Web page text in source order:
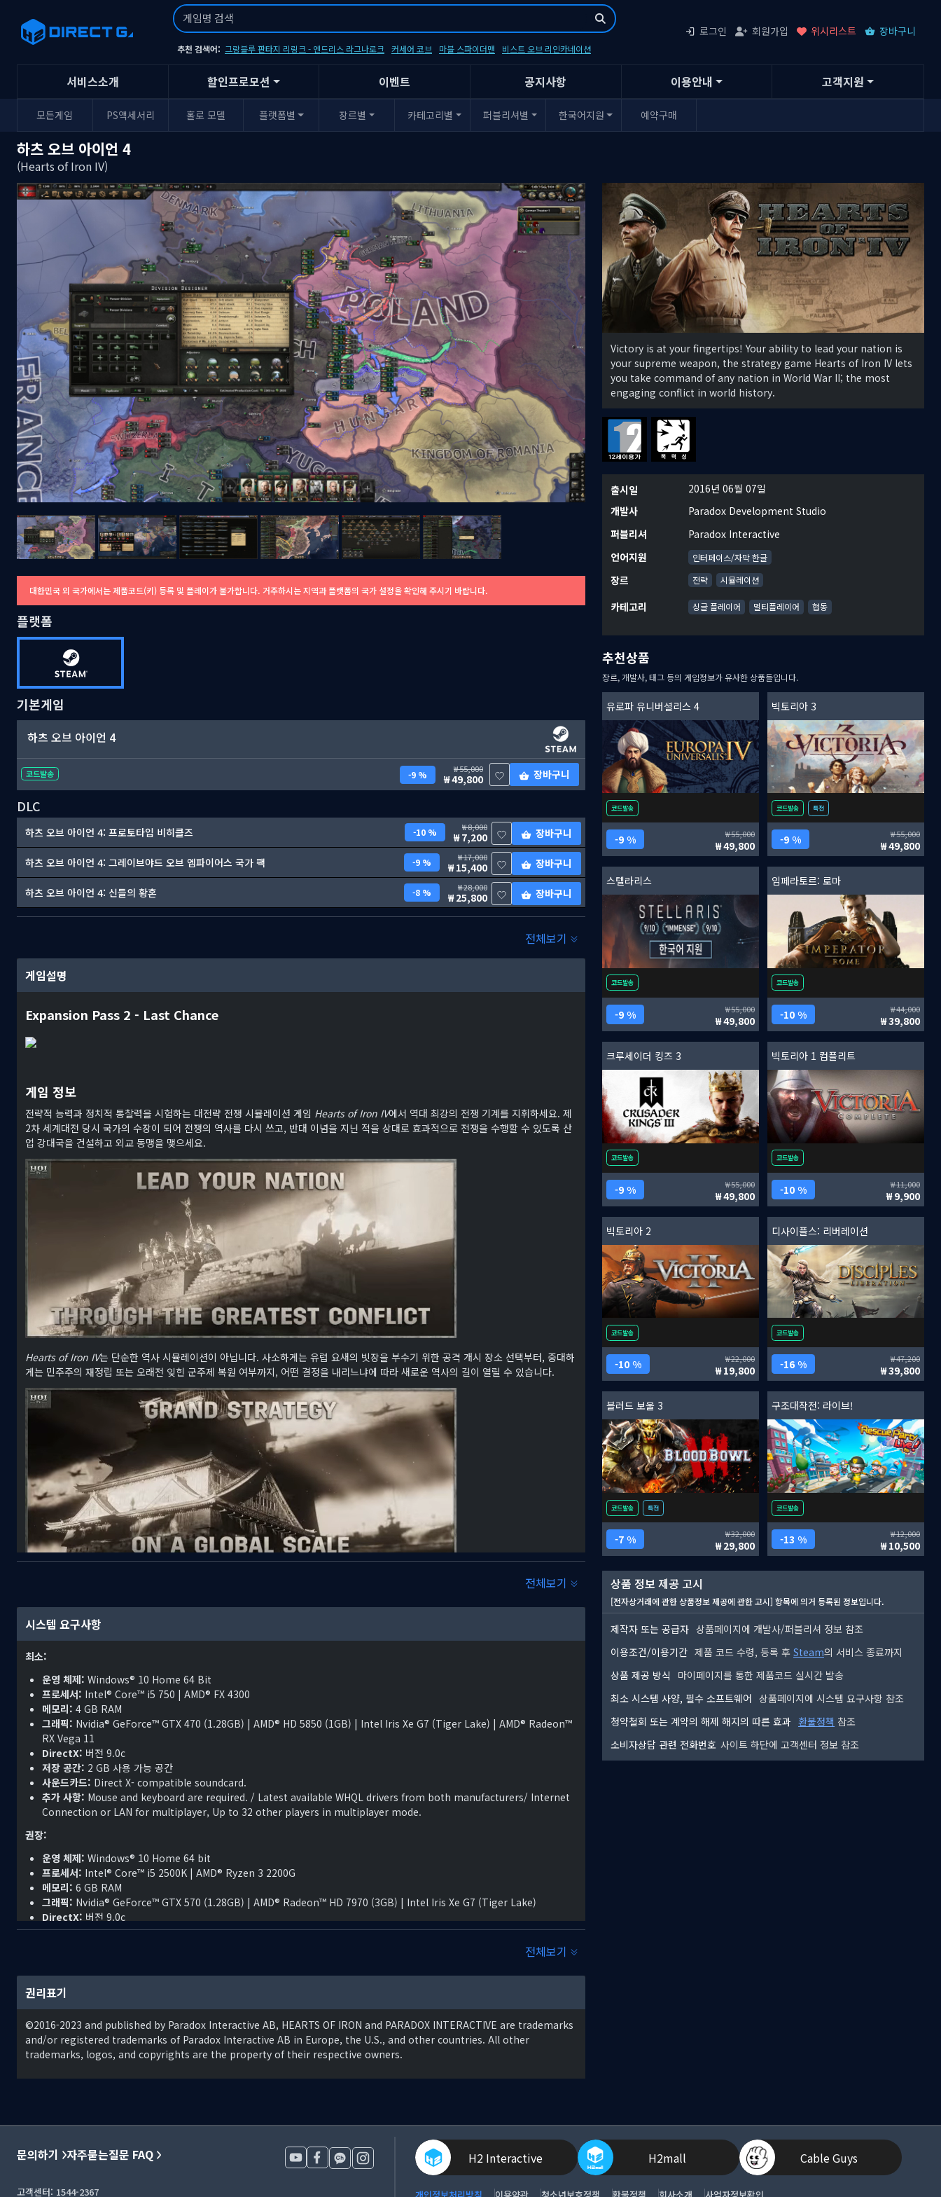
추천 검색어: 그랑블루 판타지 리링크 - 엔드리스 라그나로크 커세어 코브 마블 스파이더맨 비스트 오브 리인카네이션
로그인 회원가입 위시리스트 장바구니
서비스소개 할인프로모션 이벤트 공지사항 이용안내 고객지원
모든게임 PS액세서리 홀로 모델 플랫폼별 장르별 카테고리별 퍼블리셔별 한국어지원 예약구매
하츠 오브 아이언 4
(Hearts of Iron IV)
대한민국 외 국가에서는 제품코드(키) 등록 및 플레이가 불가합니다. 거주하시는 지역과 플랫폼의 국가 설정을 확인해 주시기 바랍니다.
플랫폼
기본게임
하츠 오브 아이언 4
코드발송 9 % 55,000
49,800 장바구니
DLC
하츠 오브 아이언 4: 프로토타입 비히클즈 10 % 8,000
7,200 장바구니
하츠 오브 아이언 4: 그레이브야드 오브 엠파이어스 국가 팩 9 % 17,000
15,400 장바구니
하츠 오브 아이언 4: 신들의 황혼 8 % 28,000
25,800 장바구니
전체보기
게임설명
Expansion Pass 2 - Last Chance
게임 정보
전략적 능력과 정치적 통찰력을 시험하는 대전략 전쟁 시뮬레이션 게임 Hearts of Iron IV에서 역대 최강의 전쟁 기계를 지휘하세요. 제
2차 세계대전 당시 국가의 수장이 되어 전쟁의 역사를 다시 쓰고, 반대 이념을 지닌 적을 상대로 효과적으로 전쟁을 수행할 수 있도록 산
업 강대국을 건설하고 외교 동맹을 맺으세요.
Hearts of Iron IV는 단순한 역사 시뮬레이션이 아닙니다. 사소하게는 유럽 요새의 빗장을 부수기 위한 공격 개시 장소 선택부터, 중대하
게는 민주주의 재정립 또는 오래전 잊힌 군주제 복원 여부까지, 어떤 결정을 내리느냐에 따라 새로운 역사의 길이 열릴 수 있습니다.
IV에서 군대의 사단 견본을 제작하고, 새로운 생산 모드 및 파괴 수단을 연구하고, 공장 지침을 정리하고, 정치적 목표를
모든 부분에 신경을 써야 하니까요.
구매 시 Hearts of Iron IV 본편과 함께 다음 4가지 확장팩이 제공됩니다:
Death or Dishonor: 유럽 동부 및 중부의 중진국 중심
Together for Victory: 영연방 국가 중심
Waking the Tiger: 중국 및 일본 중심
Man the Guns: 미국의 대체 역사 및 해군 기능에 중점을 두고 있습니다.
전체보기
시스템 요구사항
최소:
운영 체제: Windows® 10 Home 64 Bit
프로세서: Intel® Core™ i5 750 | AMD® FX 4300
메모리: 4 GB RAM
그래픽: Nvidia® GeForce™ GTX 470 (1.28GB) | AMD® HD 5850 (1GB) | Intel Iris Xe G7 (Tiger Lake) | AMD® Radeon™
RX Vega 11
DirectX: 버전 9.0c
저장 공간: 2 GB 사용 가능 공간
사운드카드: Direct X- compatible soundcard.
추가 사항: Mouse and keyboard are required. / Latest available WHQL drivers from both manufacturers/ Internet
Connection or LAN for multiplayer, Up to 32 other players in multiplayer mode.
권장:
운영 체제: Windows® 10 Home 64 bit
프로세서: Intel® Core™ i5 2500K | AMD® Ryzen 3 2200G
메모리: 6 GB RAM
그래픽: Nvidia® GeForce™ GTX 570 (1.28GB) | AMD® Radeon™ HD 7970 (3GB) | Intel Iris Xe G7 (Tiger Lake)
DirectX: 버전 9.0c
저장 공간:2 GB 사용 가능 공간
Mouse and keyboard are required. / Latest available WHQL drivers from both manufacturers. / Internet
Connection or LAN for multiplayer, Up to 32 other players in multiplayer mode.
전체보기
권리표기
©2016-2023 and published by Paradox Interactive AB, HEARTS OF IRON and PARADOX INTERACTIVE are trademarks
and/or registered trademarks of Paradox Interactive AB in Europe, the U.S., and other countries. All other
trademarks, logos, and copyrights are the property of their respective owners.
Victory is at your fingertips! Your ability to lead your nation is
your supreme weapon, the strategy game Hearts of Iron IV lets
you take command of any nation in World War II; the most
engaging conflict in world history.
출시일
2016년 06월 07일
개발사
Paradox Development Studio
퍼블리셔
Paradox Interactive
언어지원
인터페이스/자막 한글
장르 전략 시뮬레이션
카테고리 싱글 플레이어 멀티플레이어 협동
추천상품
장르, 개발사, 태그 등의 게임정보가 유사한 상품들입니다.
유로파 유니버셜리스 4
코드발송
9 % 55,000
49,800
빅토리아 3
코드발송 특전
9 % 55,000
49,800
스텔라리스
코드발송
9 % 55,000
49,800
임페라토르: 로마
코드발송
10 % 44,000
39,800
크루세이더 킹즈 3
코드발송
9 % 55,000
49,800
빅토리아 1 컴플리트
코드발송
10 % 11,000
9,900
빅토리아 2
코드발송
10 % 22,000
19,800
디사이플스: 리버레이션
코드발송
16 % 47,200
39,800
블러드 보울 3
코드발송 특전
7 % 32,000
29,800
구조대작전: 라이브!
코드발송
13 % 12,000
10,500
상품 정보 제공 고시
[전자상거래에 관한 상품정보 제공에 관한 고시] 항목에 의거 등록된 정보입니다.
제작자 또는 공급자 상품페이지에 개발사/퍼블리셔 정보 참조
이용조건/이용기간 제품 코드 수령, 등록 후 Steam의 서비스 종료까지
상품 제공 방식
마이페이지를 통한 제품코드 실시간 발송
최소 시스템 사양, 필수 소프트웨어 상품페이지에 시스템 요구사항 참조
청약철회 또는 계약의 해제 해지의 따른 효과 환불정책 참조
소비자상담 관련 전화번호 사이트 하단에 고객센터 정보 참조
문의하기 자주묻는질문 FAQ
고객센터: 1544-2367
H2 Interactive H2mall Cable Guys